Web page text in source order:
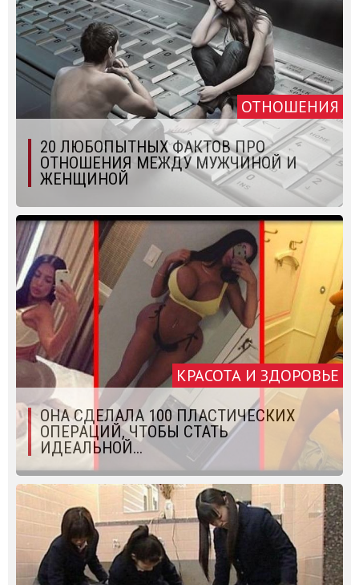
ОТНОШЕНИЯ
20 ЛЮБОПЫТНЫХ ФАКТОВ ПРО
ОТНОШЕНИЯ МЕЖДУ МУЖЧИНОЙ И
ЖЕНЩИНОЙ
КРАСОТА И ЗДОРОВЬЕ
ОНА СДЕЛАЛА 100 ПЛАСТИЧЕСКИХ
ОПЕРАЦИЙ, ЧТОБЫ СТАТЬ
ИДЕАЛЬНОЙ...